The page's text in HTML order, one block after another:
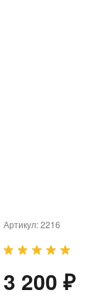
Артикул:2216
3 200 ₽